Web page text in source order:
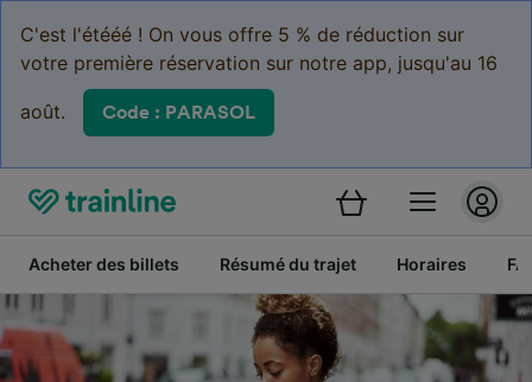
C'est l'étééé ! On vous offre 5 % de réduction sur
votre première réservation sur notre app, jusqu'au 16
août. Code : PARASOL
Acheter des billets Résumé du trajet Horaires